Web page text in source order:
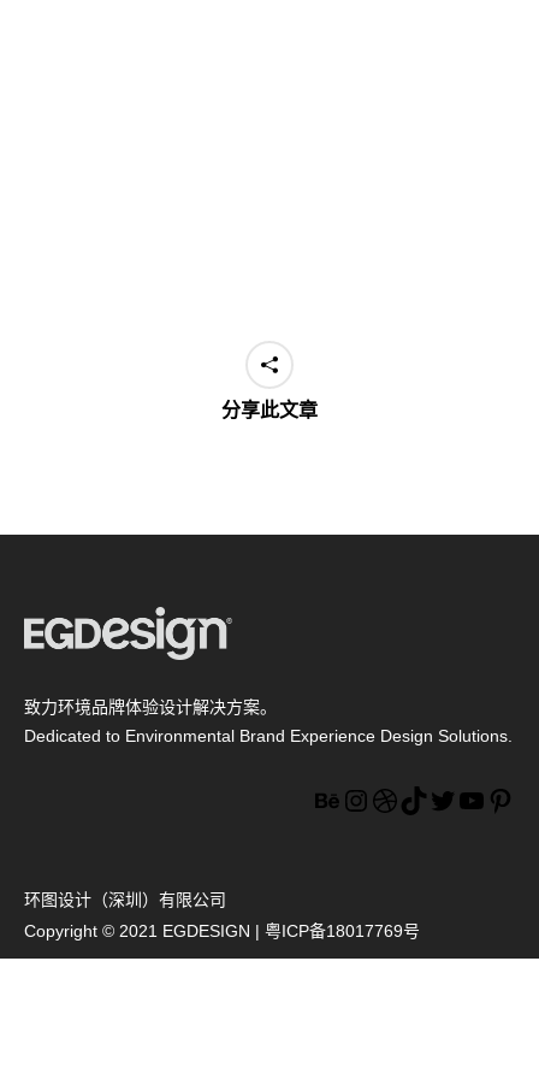
分享此文章
致力环境品牌体验设计解决方案。
Dedicated to Environmental Brand Experience Design Solutions.
Behance
Instagram
Dribbble
TikTokTwitter
环图设计（深圳）有限公司
Copyright © 2021 EGDESIGN | 粤ICP备18017769号